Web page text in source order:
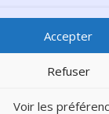
Accepter
Refuser
Voir les
Lyon
30